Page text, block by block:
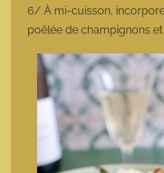
6/ À mi-cuisson,
poêlée de champignons